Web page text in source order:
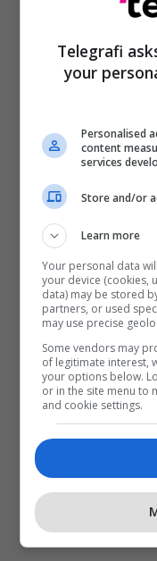
Telegrafi
your
Personalised
content
services
Store and/or
Learn more
Your personal data
your device (cookies,
data) may be stored
partners, or used
may use precise
Some vendors may
of legitimate interest,
your options below.
or in the site menu to
and cookie settings.